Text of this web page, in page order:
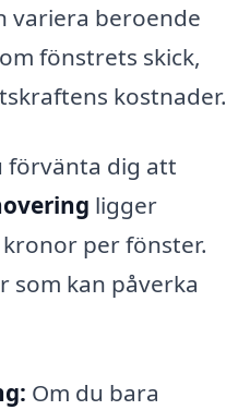
variera beroende
fönstrets skick,
kostnader.
förvänta dig att
ligger
per fönster.
som kan påverka
Om du bara